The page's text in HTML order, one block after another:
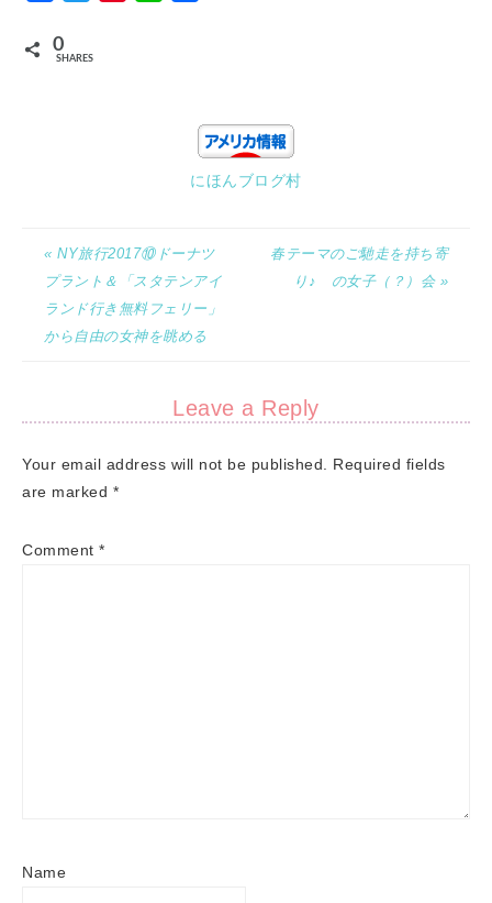
0
SHARES
にほんブログ村
« NY旅行2017⑩ドーナツ
プラント＆「スタテンアイ
ランド行き無料フェリー」
から自由の女神を眺める
春テーマのご馳走を持ち寄
り♪ の女子（？）会 »
Leave a Reply
Your email address will not be published. Required fields
are marked *
Comment *
Name